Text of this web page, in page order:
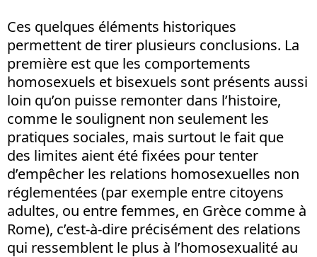
Ces quelques éléments historiques
permettent de tirer plusieurs conclusions. La
première est que les comportements
homosexuels et bisexuels sont présents aussi
loin qu’on puisse remonter dans l’histoire,
comme le soulignent non seulement les
pratiques sociales, mais surtout le fait que
des limites aient été fixées pour tenter
d’empêcher les relations homosexuelles non
réglementées (par exemple entre citoyens
adultes, ou entre femmes, en Grèce comme à
Rome), c’est-à-dire précisément des relations
qui ressemblent le plus à l’homosexualité au